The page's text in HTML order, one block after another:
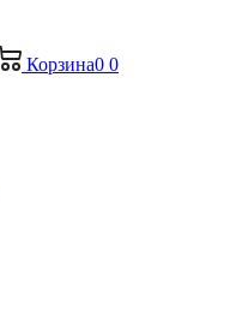
Корзина0 0